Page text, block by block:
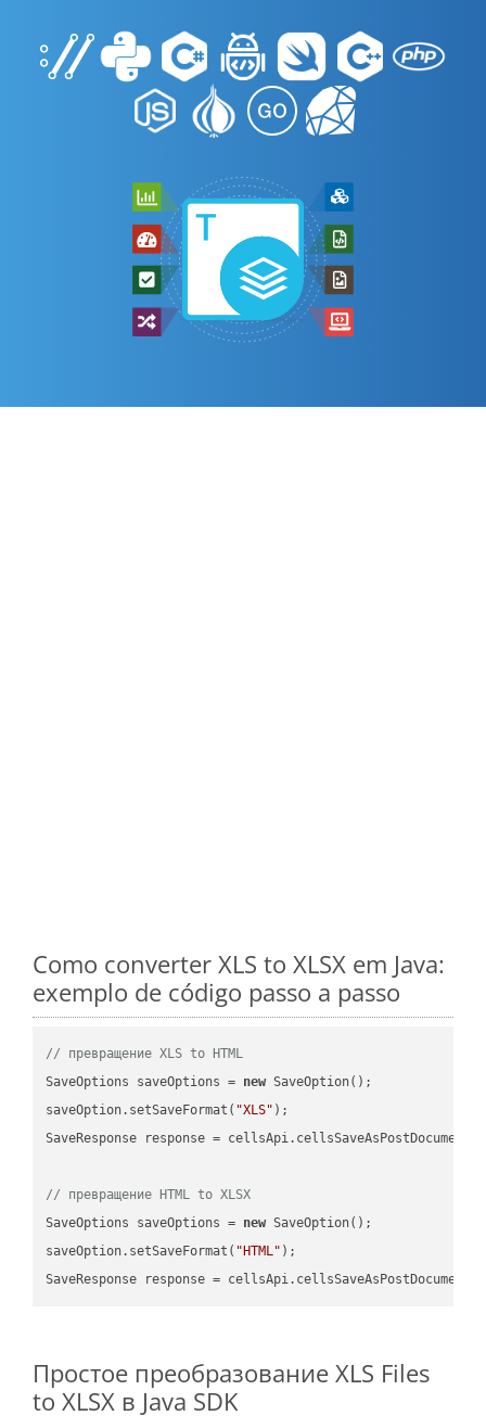
Como converter XLS to XLSX em Java:
exemplo de código passo a passo
// превращение XLS to HTML
SaveOptions saveOptions = new SaveOption();
saveOption.setSaveFormat( "XLS" );
SaveResponse response =
// превращение HTML to XLSX
SaveOptions saveOptions = new SaveOption();
saveOption.setSaveFormat( "HTML" );
SaveResponse response =
Простое преобразование XLS Files
to XLSX в Java SDK